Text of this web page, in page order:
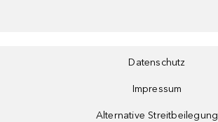
Datenschutz
Impressum
Alternative Streitbeilegung